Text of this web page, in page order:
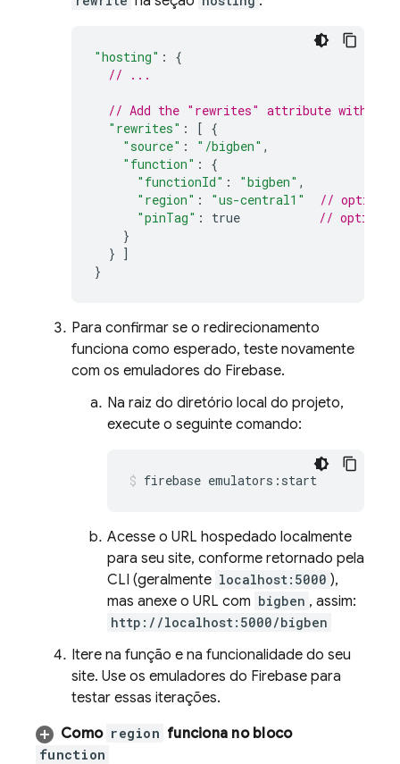
"hosting" :
{
// ...
// Add the "rewrites" attribute within
"rewrites" : [ {
"source" : "/bigben" ,
"function" :
{
"functionId" : "bigben" ,
"region" : "us-central1"
// optional
"pinTag" : true
// optional
}
} ]
}
Para confirmar se o redirecionamento
funciona como esperado, teste novamente
com os emuladores do Firebase.
Na raiz do diretório local do projeto,
execute o seguinte comando:
firebase emulators:start
Acesse o URL hospedado localmente
para seu site, conforme retornado pela
CLI (geralmente localhost:5000 ),
mas anexe o URL com bigben , assim:
http://localhost:5000/bigben
Itere na função e na funcionalidade do seu
site. Use os emuladores do Firebase para
testar essas iterações.
Como region funciona no bloco
function